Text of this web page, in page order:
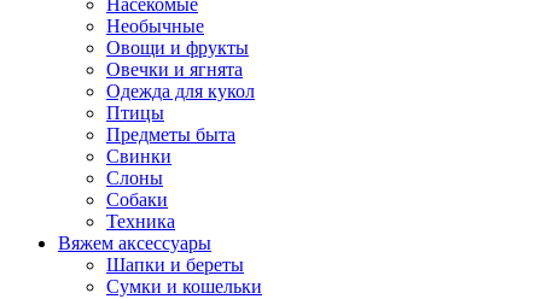
Насекомые
Необычные
Овощи и фрукты
Овечки и ягнята
Одежда для кукол
Птицы
Предметы быта
Свинки
Слоны
Собаки
Техника
Вяжем аксессуары
Шапки и береты
Сумки и кошельки